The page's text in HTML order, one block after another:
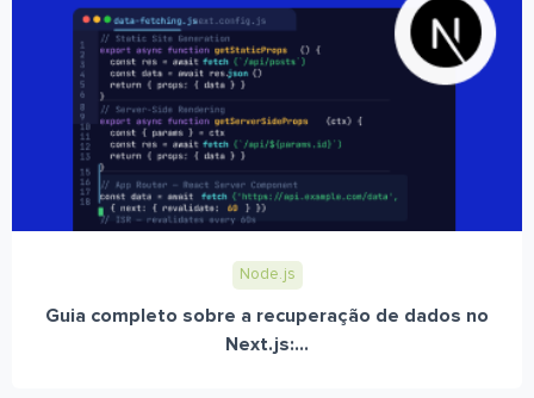
Node.js
Guia completo sobre a recuperação de dados no
Next.js:...